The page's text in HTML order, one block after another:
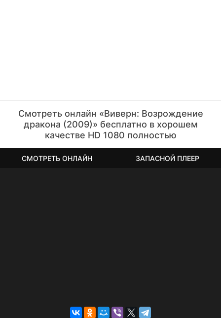
Смотреть онлайн «Виверн: Возрождение
дракона (2009)» бесплатно в хорошем
качестве HD 1080 полностью
СМОТРЕТЬ ОНЛАЙН ЗАПАСНОЙ ПЛЕЕР